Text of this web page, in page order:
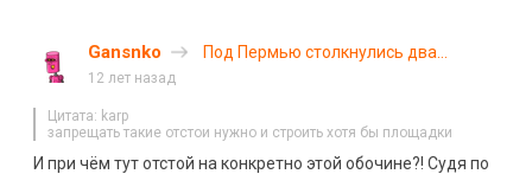
Gansnko
Под Пермью столкнулись два
12 лет назад
Цитата: karp
запрещать такие отстои нужно и строить хотя бы площадки
И при чём тут отстой на конкретно этой обочине?! Судя по